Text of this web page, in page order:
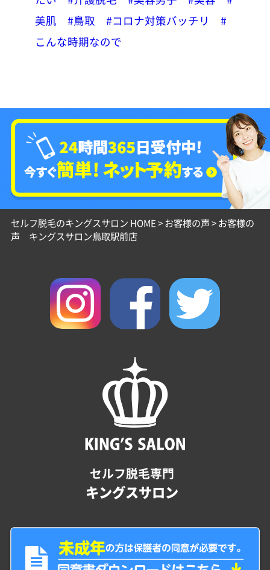
美肌
#鳥取 #コロナ対策バッチリ
#
こんな時期なので
セルフ脱毛のキングスサロン HOME>お客様の声>お客様の
声 キングスサロン鳥取駅前店
セルフ脱毛専門
キングスサロン